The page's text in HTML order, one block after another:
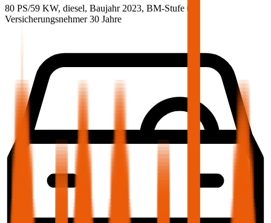
80 PS/59 KW, diesel, Baujahr 2023, BM-Stufe 0
Versicherungsnehmer 30 Jahre